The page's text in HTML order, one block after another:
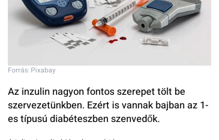
Forrás: Pixabay
Az inzulin nagyon fontos szerepet tölt be
szervezetünkben. Ezért is vannak bajban az 1-
es típusú diabéteszben szenvedők.